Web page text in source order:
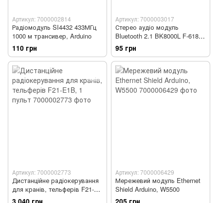
Артикул: 7000002814
Радіомодуль SI4432 433МГц
1000 м трансивер, Arduino
110 грн
Артикул: 7000003017
Стерео аудіо модуль
Bluetooth 2.1 BK8000L F-6188
V4.0
95 грн
Артикул: 7000002773
Дистанційне радіокерування
для кранів, тельферів F21-
E1B, 1 пульт
Артикул: 7000006429
Мережевий модуль Ethernet
Shield Arduino, W5500